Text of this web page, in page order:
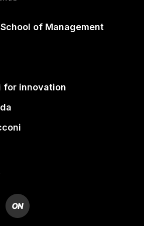
of Management
for innovation
ON